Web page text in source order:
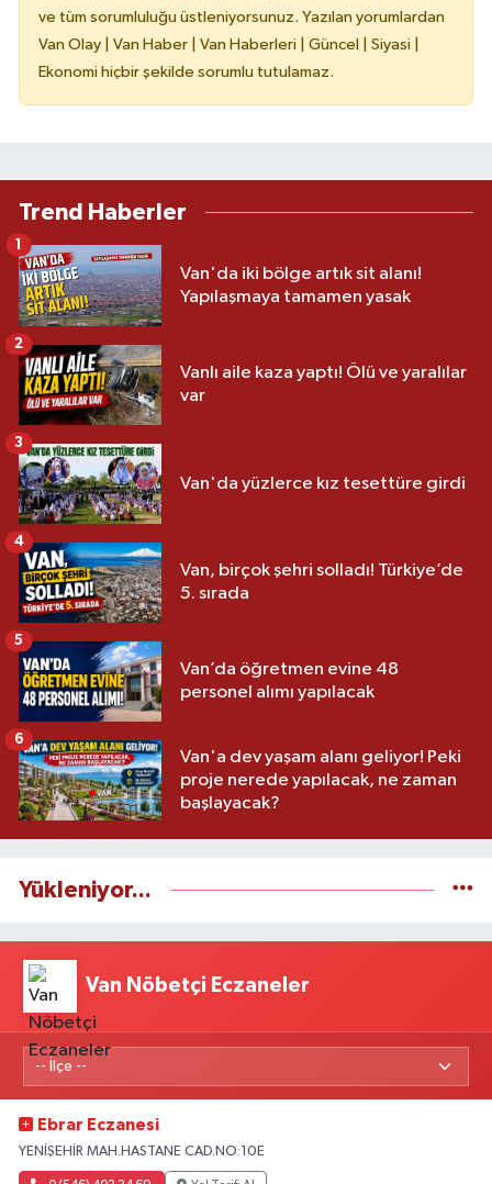
ve tüm sorumluluğu üstleniyorsunuz. Yazılan yorumlardan
Van Olay | Van Haber | Van Haberleri | Güncel | Siyasi |
Ekonomi hiçbir şekilde sorumlu tutulamaz.
Trend Haberler
Van'da iki bölge artık sit alanı!
Yapılaşmaya tamamen yasak
1
Vanlı aile kaza yaptı! Ölü ve yaralılar
var
2
Van'da yüzlerce kız tesettüre girdi
3
Van, birçok şehri solladı! Türkiye’de
5. sırada
4
Van’da öğretmen evine 48
personel alımı yapılacak
5
Van'a dev yaşam alanı geliyor! Peki
proje nerede yapılacak, ne zaman
başlayacak?
6
Yükleniyor...
Van Nöbetçi Eczaneler
Ebrar Eczanesi
YENİŞEHİR MAH.HASTANE CAD.NO:10E